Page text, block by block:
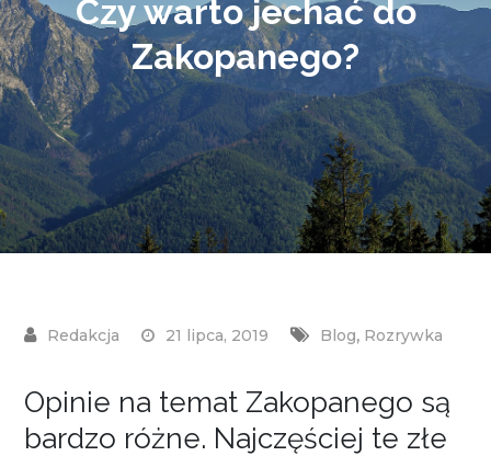
Czy warto jechać do
Zakopanego?
21 lipca, 2019 Blog, Rozrywka
Opinie na temat Zakopanego są
bardzo różne. Najczęściej te złe